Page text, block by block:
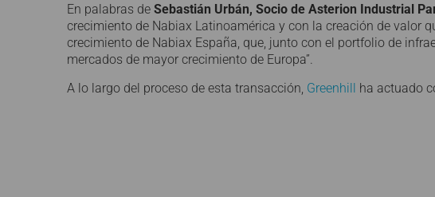
En palabras de Sebastián Urbán, Socio de Asterion Industrial
crecimiento de Nabiax Latinoamérica y con la creación de valor
crecimiento de Nabiax España, que, junto con el portfolio de
mercados de mayor crecimiento de Europa”.
A lo largo del proceso de esta transacción, Greenhill ha actuado